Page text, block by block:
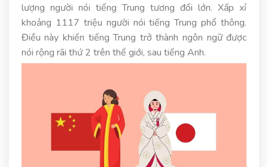
lượng người nói tiếng Trung tương đối lớn. Xấp xỉ
khoảng 1117 triệu người nói tiếng Trung phổ thông.
Điều này khiến tiếng Trung trở thành ngôn ngữ được
nói rộng rãi thứ 2 trên thế giới, sau tiếng Anh.